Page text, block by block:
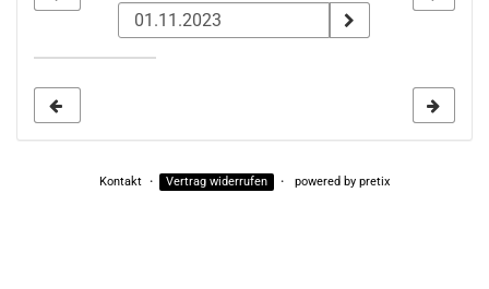
zur
Anzeige
Kontakt Vertrag widerrufen powered by pretix